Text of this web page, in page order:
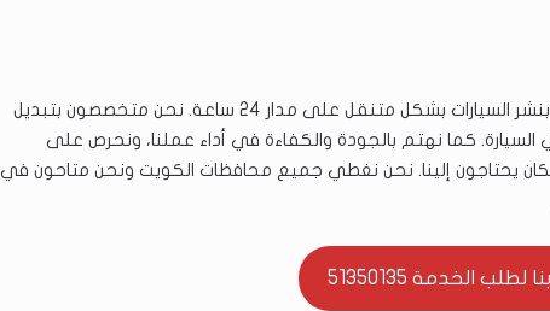
نوفر لعملائنا في الفحيحيل خدمات صيانة وتصليح بنشر السيارات بشكل متنقل على مدار 24 ساعة. نحن متخصصون بتبديل
السيارة. كما نهتم بالجودة والكفاءة في أداء عملنا، ونحرص على
يحتاجون إلينا. نحن نغطي جميع محافظات الكويت ونحن متاحون في
لطلب الخدمة 51350135